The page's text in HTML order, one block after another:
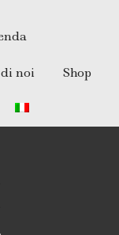
noi Shop